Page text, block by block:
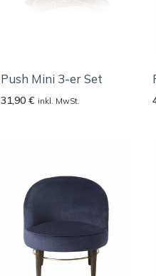
Push Mini 3-er Set
31,90€ inkl. MwSt.